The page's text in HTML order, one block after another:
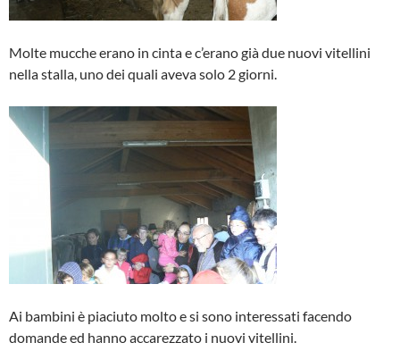
Molte mucche erano in cinta e c’erano già due nuovi vitellini
nella stalla, uno dei quali aveva solo 2 giorni.
Ai bambini è piaciuto molto e si sono interessati facendo
domande ed hanno accarezzato i nuovi vitellini.